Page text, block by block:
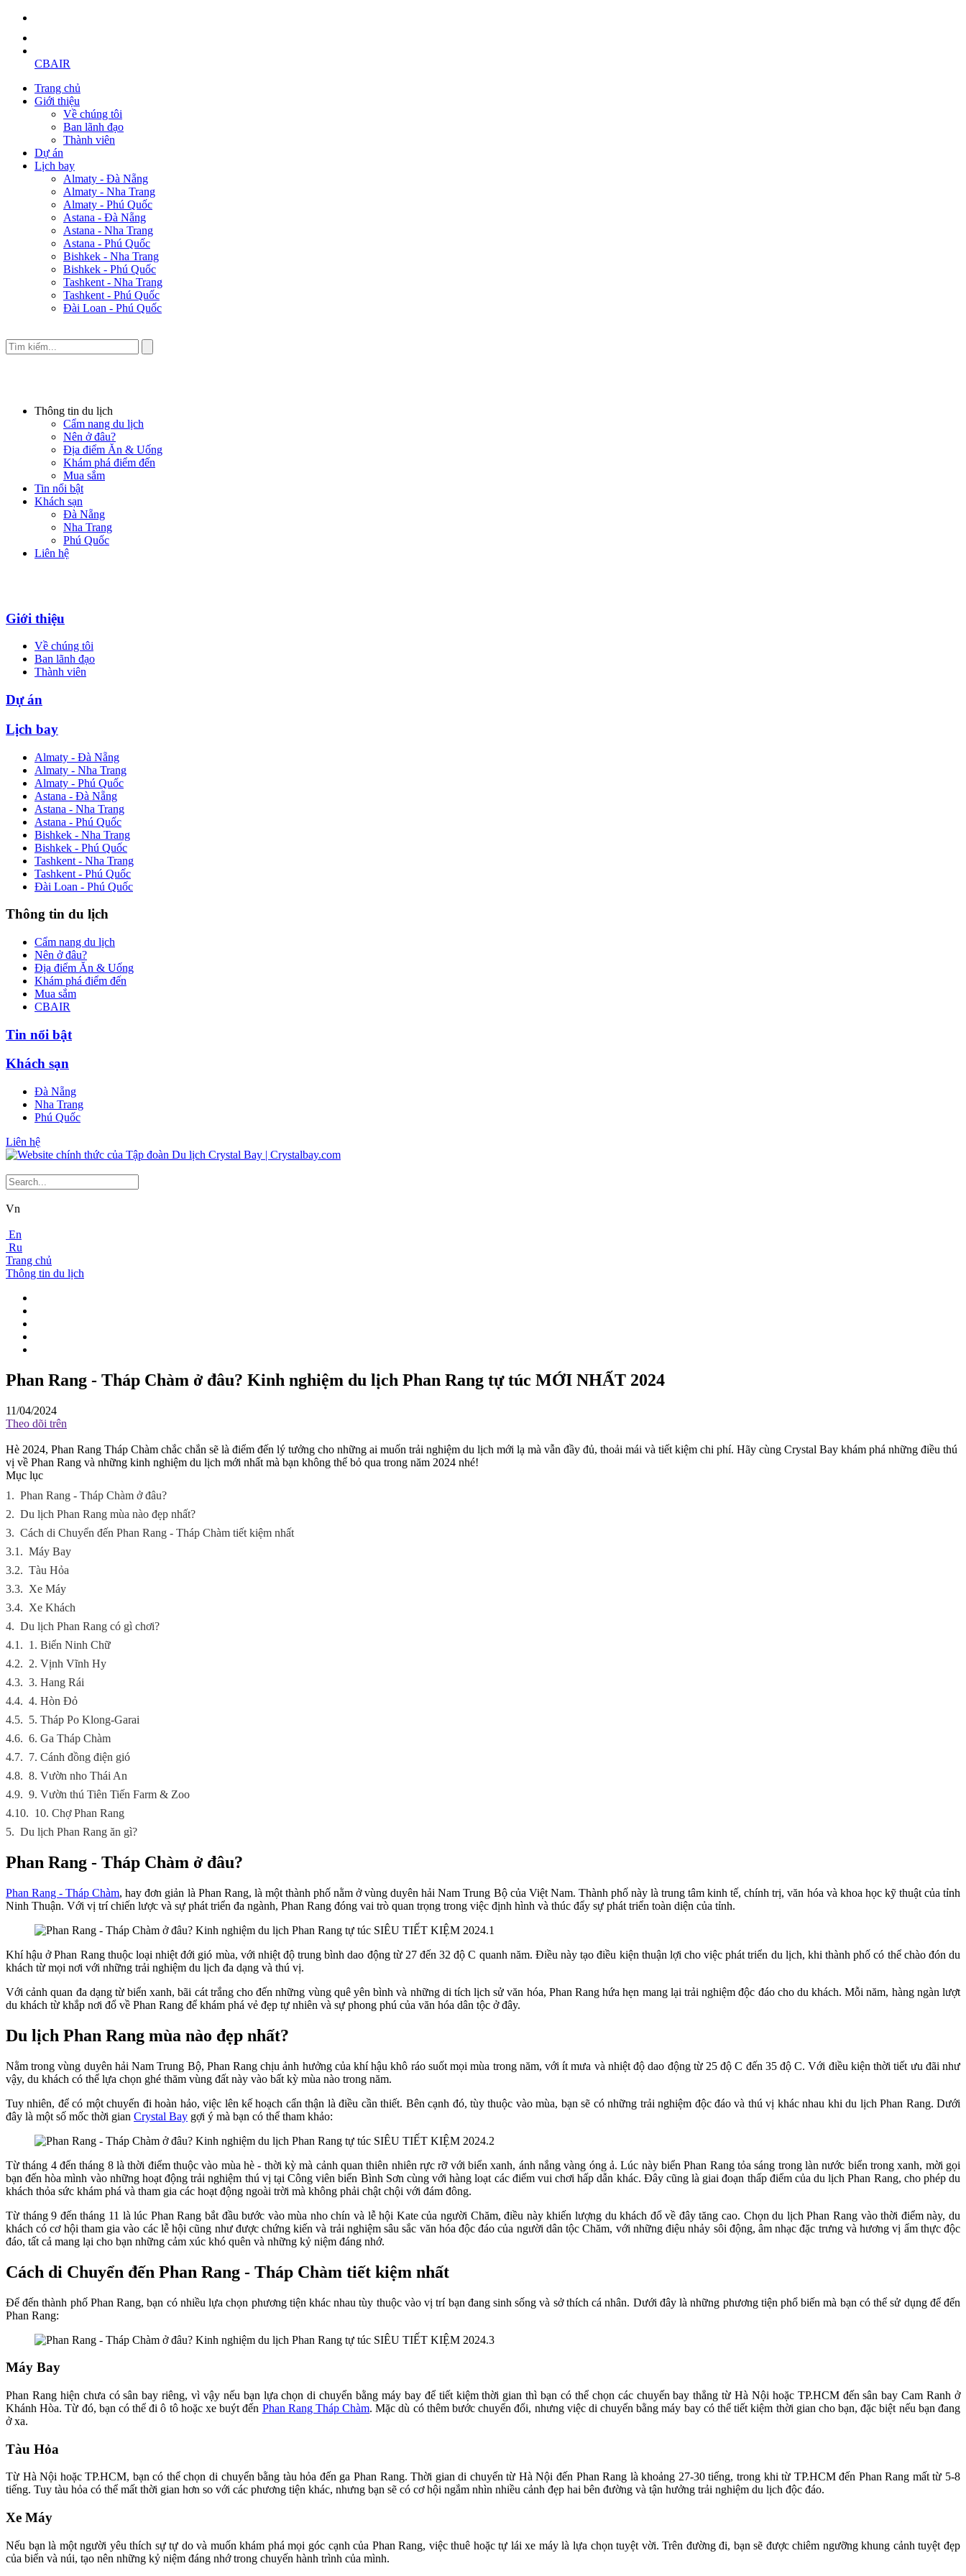
CBAIR
Trang chủ
Giới thiệu
Về chúng tôi
Ban lãnh đạo
Thành viên
Dự án
Lịch bay
Almaty - Đà Nẵng
Almaty - Nha Trang
Almaty - Phú Quốc
Astana - Đà Nẵng
Astana - Nha Trang
Astana - Phú Quốc
Bishkek - Nha Trang
Bishkek - Phú Quốc
Tashkent - Nha Trang
Tashkent - Phú Quốc
Đài Loan - Phú Quốc
Thông tin du lịch
Cẩm nang du lịch
Nên ở đâu?
Địa điểm Ăn & Uống
Khám phá điểm đến
Mua sắm
Tin nổi bật
Khách sạn
Đà Nẵng
Nha Trang
Phú Quốc
Liên hệ
Giới thiệu
Về chúng tôi
Ban lãnh đạo
Thành viên
Dự án
Lịch bay
Almaty - Đà Nẵng
Almaty - Nha Trang
Almaty - Phú Quốc
Astana - Đà Nẵng
Astana - Nha Trang
Astana - Phú Quốc
Bishkek - Nha Trang
Bishkek - Phú Quốc
Tashkent - Nha Trang
Tashkent - Phú Quốc
Đài Loan - Phú Quốc
Thông tin du lịch
Cẩm nang du lịch
Nên ở đâu?
Địa điểm Ăn & Uống
Khám phá điểm đến
Mua sắm
CBAIR
Tin nổi bật
Khách sạn
Đà Nẵng
Nha Trang
Phú Quốc
Liên hệ
Vn
En
Ru
Trang chủ
Thông tin du lịch
Phan Rang - Tháp Chàm ở đâu? Kinh nghiệm du lịch Phan Rang tự túc MỚI NHẤT 2024
11/04/2024
Theo dõi trên
Hè 2024, Phan Rang Tháp Chàm chắc chắn sẽ là điểm đến lý tưởng cho những ai muốn trải nghiệm du lịch mới lạ mà vẫn đầy đủ, thoải mái và tiết kiệm chi phí. Hãy cùng Crystal Bay khám phá những điều thú
vị về Phan Rang và những kinh nghiệm du lịch mới nhất mà bạn không thể bỏ qua trong năm 2024 nhé!
Mục lục
1. Phan Rang - Tháp Chàm ở đâu?
2. Du lịch Phan Rang mùa nào đẹp nhất?
3. Cách di Chuyển đến Phan Rang - Tháp Chàm tiết kiệm nhất
3.1. Máy Bay
3.2. Tàu Hỏa
3.3. Xe Máy
3.4. Xe Khách
4. Du lịch Phan Rang có gì chơi?
4.1. 1. Biển Ninh Chữ
4.2. 2. Vịnh Vĩnh Hy
4.3. 3. Hang Rái
4.4. 4. Hòn Đỏ
4.5. 5. Tháp Po Klong-Garai
4.6. 6. Ga Tháp Chàm
4.7. 7. Cánh đồng điện gió
4.8. 8. Vườn nho Thái An
4.9. 9. Vườn thú Tiên Tiến Farm & Zoo
4.10. 10. Chợ Phan Rang
5. Du lịch Phan Rang ăn gì?
Phan Rang - Tháp Chàm ở đâu?
Phan Rang - Tháp Chàm, hay đơn giản là Phan Rang, là một thành phố nằm ở vùng duyên hải Nam Trung Bộ của Việt Nam. Thành phố này là trung tâm kinh tế, chính trị, văn hóa và khoa học kỹ thuật của tỉnh
Ninh Thuận. Với vị trí chiến lược và sự phát triển đa ngành, Phan Rang đóng vai trò quan trọng trong việc định hình và thúc đẩy sự phát triển toàn diện của tỉnh.
Khí hậu ở Phan Rang thuộc loại nhiệt đới gió mùa, với nhiệt độ trung bình dao động từ 27 đến 32 độ C quanh năm. Điều này tạo điều kiện thuận lợi cho việc phát triển du lịch, khi thành phố có thể chào đón du
khách từ mọi nơi với những trải nghiệm du lịch đa dạng và thú vị.
Với cảnh quan đa dạng từ biển xanh, bãi cát trắng cho đến những vùng quê yên bình và những di tích lịch sử văn hóa, Phan Rang hứa hẹn mang lại trải nghiệm độc đáo cho du khách. Mỗi năm, hàng ngàn lượt
du khách từ khắp nơi đổ về Phan Rang để khám phá vẻ đẹp tự nhiên và sự phong phú của văn hóa dân tộc ở đây.
Du lịch Phan Rang mùa nào đẹp nhất?
Nằm trong vùng duyên hải Nam Trung Bộ, Phan Rang chịu ảnh hưởng của khí hậu khô ráo suốt mọi mùa trong năm, với ít mưa và nhiệt độ dao động từ 25 độ C đến 35 độ C. Với điều kiện thời tiết ưu đãi như
vậy, du khách có thể lựa chọn ghé thăm vùng đất này vào bất kỳ mùa nào trong năm.
Tuy nhiên, để có một chuyến đi hoàn hảo, việc lên kế hoạch cẩn thận là điều cần thiết. Bên cạnh đó, tùy thuộc vào mùa, bạn sẽ có những trải nghiệm độc đáo và thú vị khác nhau khi du lịch Phan Rang. Dưới
đây là một số mốc thời gian Crystal Bay gợi ý mà bạn có thể tham khảo:
Từ tháng 4 đến tháng 8 là thời điểm thuộc vào mùa hè - thời kỳ mà cảnh quan thiên nhiên rực rỡ với biển xanh, ánh nắng vàng óng ả. Lúc này biển Phan Rang tỏa sáng trong làn nước biển trong xanh, mời gọi
bạn đến hòa mình vào những hoạt động trải nghiệm thú vị tại Công viên biển Bình Sơn cùng với hàng loạt các điểm vui chơi hấp dẫn khác. Đây cũng là giai đoạn thấp điểm của du lịch Phan Rang, cho phép du
khách thỏa sức khám phá và tham gia các hoạt động ngoài trời mà không phải chật chội với đám đông.
Từ tháng 9 đến tháng 11 là lúc Phan Rang bắt đầu bước vào mùa nho chín và lễ hội Kate của người Chăm, điều này khiến lượng du khách đổ về đây tăng cao. Chọn du lịch Phan Rang vào thời điểm này, du
khách có cơ hội tham gia vào các lễ hội cũng như được chứng kiến và trải nghiệm sâu sắc văn hóa độc đáo của người dân tộc Chăm, với những điệu nhảy sôi động, âm nhạc đặc trưng và hương vị ẩm thực độc
đáo, tất cả mang lại cho bạn những cảm xúc khó quên và những kỷ niệm đáng nhớ.
Cách di Chuyển đến Phan Rang - Tháp Chàm tiết kiệm nhất
Để đến thành phố Phan Rang, bạn có nhiều lựa chọn phương tiện khác nhau tùy thuộc vào vị trí bạn đang sinh sống và sở thích cá nhân. Dưới đây là những phương tiện phổ biến mà bạn có thể sử dụng để đến
Phan Rang:
Máy Bay
Phan Rang hiện chưa có sân bay riêng, vì vậy nếu bạn lựa chọn di chuyển bằng máy bay để tiết kiệm thời gian thì bạn có thể chọn các chuyến bay thẳng từ Hà Nội hoặc TP.HCM đến sân bay Cam Ranh ở
Khánh Hòa. Từ đó, bạn có thể đi ô tô hoặc xe buýt đến Phan Rang Tháp Chàm. Mặc dù có thêm bước chuyển đổi, nhưng việc di chuyển bằng máy bay có thể tiết kiệm thời gian cho bạn, đặc biệt nếu bạn đang
ở xa.
Tàu Hỏa
Từ Hà Nội hoặc TP.HCM, bạn có thể chọn di chuyển bằng tàu hỏa đến ga Phan Rang. Thời gian di chuyển từ Hà Nội đến Phan Rang là khoảng 27-30 tiếng, trong khi từ TP.HCM đến Phan Rang mất từ 5-8
tiếng. Tuy tàu hỏa có thể mất thời gian hơn so với các phương tiện khác, nhưng bạn sẽ có cơ hội ngắm nhìn nhiều cảnh đẹp hai bên đường và tận hưởng trải nghiệm du lịch độc đáo.
Xe Máy
Nếu bạn là một người yêu thích sự tự do và muốn khám phá mọi góc cạnh của Phan Rang, việc thuê hoặc tự lái xe máy là lựa chọn tuyệt vời. Trên đường đi, bạn sẽ được chiêm ngưỡng khung cảnh tuyệt đẹp
của biển và núi, tạo nên những kỷ niệm đáng nhớ trong chuyến hành trình của mình.